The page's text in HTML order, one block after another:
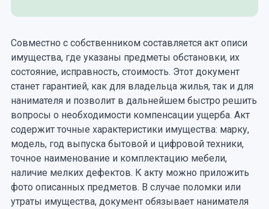
Совместно с собственником составляется акт описи
имущества, где указаны предметы обстановки, их
состояние, исправность, стоимость. Этот документ
станет гарантией, как для владельца жилья, так и для
нанимателя и позволит в дальнейшем быстро решить
вопросы о необходимости компенсации ущерба. Акт
содержит точные характеристики имущества: марку,
модель, год выпуска бытовой и цифровой техники,
точное наименование и комплектацию мебели,
наличие мелких дефектов. К акту можно приложить
фото описанных предметов. В случае поломки или
утраты имущества, документ обязывает нанимателя